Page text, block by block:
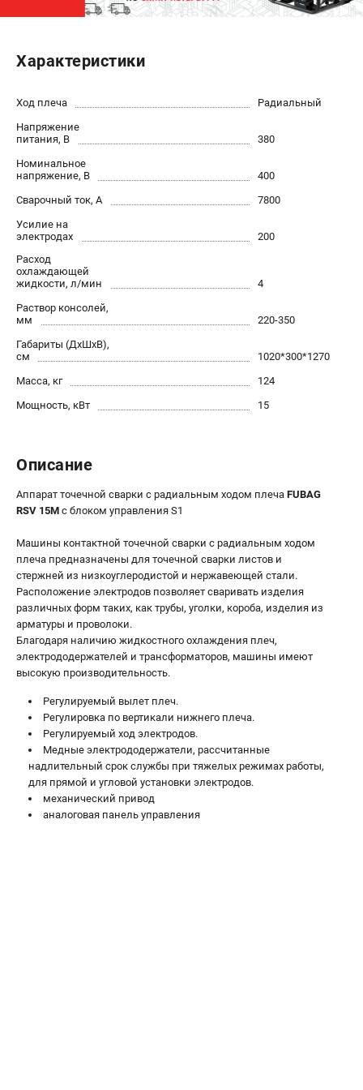
Генераторы бензиновые
Генераторы инверторные
Генераторы сварочные
ПОЛЕЗНЫЕ СТАТЬИ
Как выбрать бензопилу?
Как правильно выбрать генератор?
Как выбрать сварочный аппарат?
Аппараты контактной сварки
Сварочные полуавтоматы MIG/MAG
Сварочные аппараты TIG
+7 (812) 317-60-57
Информация размещённая на сайте не является публичной
проспект Александровской Фермы, 29АЛ
8 (812) 317-60-57
Режим работы колл-центра:
пн-пт - с 9:00 до 18:00
сб - с 10:00 до 16:00
ЗАКАЗ ЗАПЧАСТЕЙ
+7 (8112) 59-10-67
Характеристики
Ход плеча
Радиальный
Напряжение
питания, В
380
Номинальное
напряжение, В
400
Сварочный ток, А
7800
Усилие на
электродах
200
Расход
охлаждающей
жидкости, л/мин
4
Раствор консолей,
мм
220-350
Габариты (ДхШхВ),
см
1020*300*1270
Масса, кг
124
Мощность, кВт
15
Описание
Аппарат точечной сварки c радиальным ходом плеча FUBAG
RSV 15M с блоком управления S1
Машины контактной точечной сварки с радиальным ходом
плеча предназначены для точечной сварки листов и
стержней из низкоуглеродистой и нержавеющей стали.
Расположение электродов позволяет сваривать изделия
различных форм таких, как трубы, уголки, короба, изделия из
арматуры и проволоки.
Благодаря наличию жидкостного охлаждения плеч,
электрододержателей и трансформаторов, машины имеют
высокую производительность.
Регулируемый вылет плеч.
Регулировка по вертикали нижнего плеча.
Регулируемый ход электродов.
Медные электрододержатели, рассчитанные
надлительный срок службы при тяжелых режимах работы,
для прямой и угловой установки электродов.
механический привод
аналоговая панель управления